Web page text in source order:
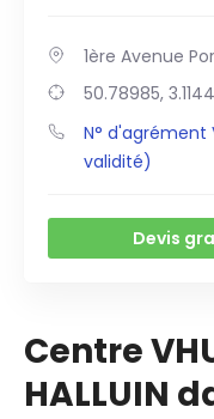
1ère Avenue
50.78985,
N° d'agrément
validité)
Devis
Centre
HALLUIN